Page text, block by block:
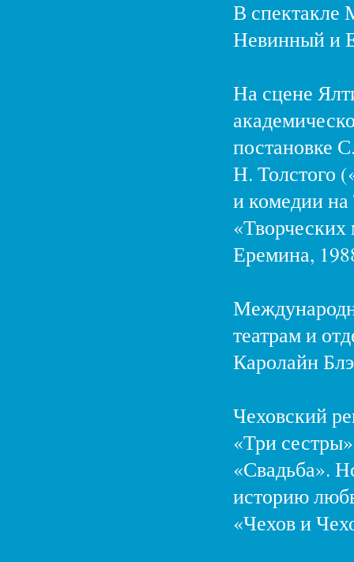
В спектакле
Невинный и
На сцене
постановке
Н. Толстого
и комедии
Еремина,
театрам и
Каролайн
Чеховский
«Три
«Свадьба».
историю
«Чехов и